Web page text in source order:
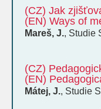
(CZ) Jak
(EN) Ways of
Mareš, J., Studie
(CZ)
(EN)
Mátej, J., Studie